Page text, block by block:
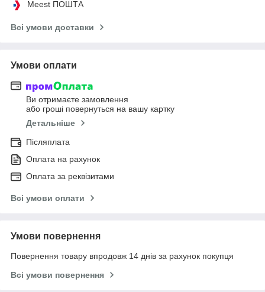
Meest ПОШТА
Всі умови доставки
Умови оплати
Ви отримаєте замовлення
або гроші повернуться на вашу картку
Детальніше
Післяплата
Оплата на рахунок
Оплата за реквізитами
Всі умови оплати
Умови повернення
Повернення товару впродовж 14 днів за рахунок покупця
Всі умови повернення